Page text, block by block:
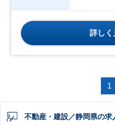
詳しく
1
不動産・建設／静岡県の求